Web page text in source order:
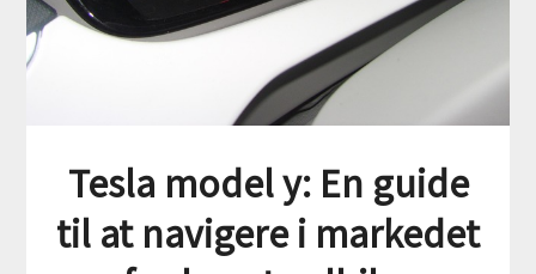
Tesla model y: En guide
til at navigere i markedet